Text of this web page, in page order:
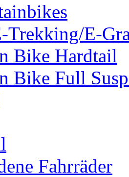
Trekking/E-
Bike Hardtail
Bike Full
Fahrräder